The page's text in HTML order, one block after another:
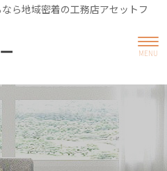
ら地域密着の工務店アセットフ